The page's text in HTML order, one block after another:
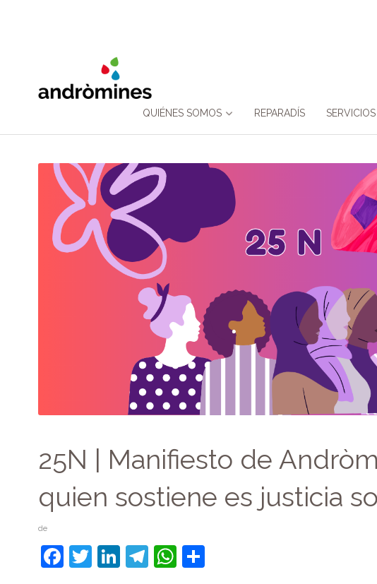
QUIÉNES SOMOS REPARADÍS SERVICIOS
content
25N | Manifiesto de
quien sostiene es justicia
de
F T Li T WC